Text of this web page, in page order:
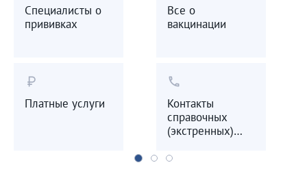
Специалисты о
прививках
Все о
вакцинации
currency_ruble
Платные услуги
call
Контакты
справочных
(экстренных)